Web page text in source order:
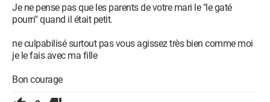
Je ne pense pas que les parents de votre mari le "le gaté
pourri" quand il était petit.
ne culpabilisé surtout pas vous agissez très bien comme moi
je le fais avec ma fille
Bon courage